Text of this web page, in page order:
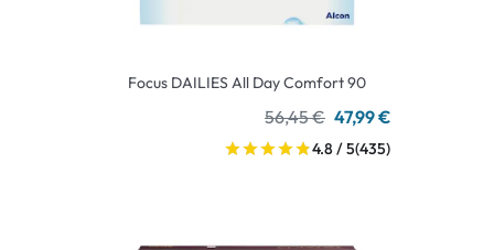
Focus DAILIES All Day Comfort 90
56,45 € 47,99 €
4.8 / 5(435)